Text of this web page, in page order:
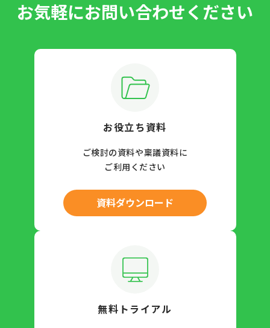
お気軽にお問い合わせください
お役立ち資料
ご検討の資料や稟議資料に
ご利用ください
資料ダウンロード
無料トライアル